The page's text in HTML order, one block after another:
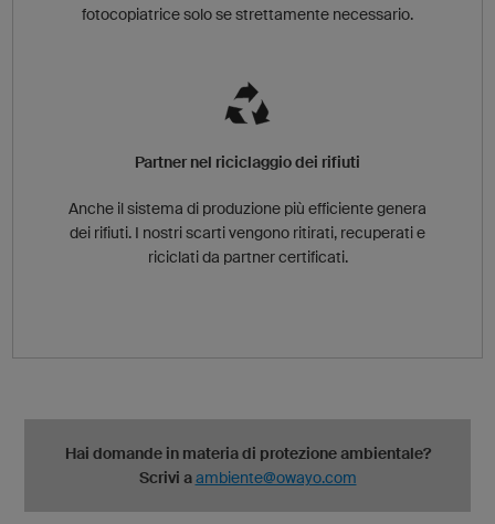
fotocopiatrice solo se strettamente necessario.
Partner nel riciclaggio dei rifiuti
Anche il sistema di produzione più efficiente genera
dei rifiuti. I nostri scarti vengono ritirati, recuperati e
riciclati da partner certificati.
Hai domande in materia di protezione ambientale?
Scrivi aambiente@owayo.com